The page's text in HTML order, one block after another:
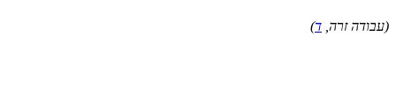
זרה,ד )